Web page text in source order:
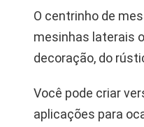
O centrinho de
mesinhas laterais
decoração, do
Você pode criar
aplicações para